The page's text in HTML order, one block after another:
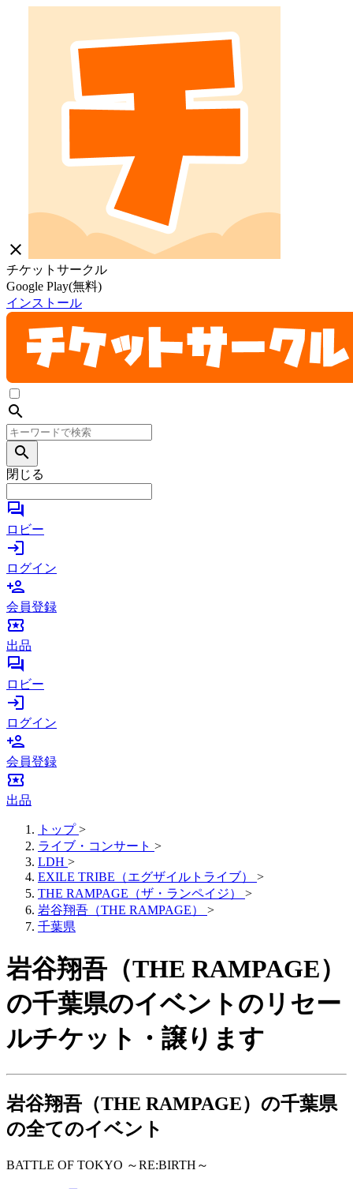
close
チケットサークル
Google Play(無料)
インストール
search
search
閉じる
forum
ロビー
login
ログイン
person_add
会員登録
local_activity
出品
forum
ロビー
login
ログイン
person_add
会員登録
local_activity
出品
トップ >
ライブ・コンサート >
LDH >
EXILE TRIBE（エグザイルトライブ）
>
THE RAMPAGE（ザ・ランペイジ）
>
岩谷翔吾（THE RAMPAGE）
>
千葉県
岩谷翔吾（THE RAMPAGE）
の千葉県のイベントのリセー
ルチケット・譲ります
岩谷翔吾（THE RAMPAGE）の千葉県
の全てのイベント
BATTLE OF TOKYO ～RE:BIRTH～